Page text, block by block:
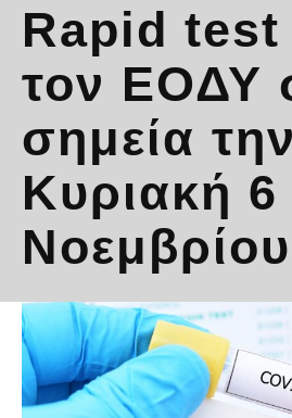
Rapid
τον ΕΟΔΥ
σημεία την
Κυριακή 6
Νοεμβρίου